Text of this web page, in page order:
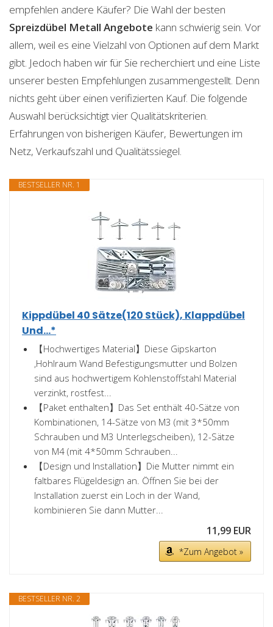
empfehlen andere Käufer? Die Wahl der besten
Spreizdübel Metall Angebote kann schwierig sein. Vor
allem, weil es eine Vielzahl von Optionen auf dem Markt
gibt. Jedoch haben wir für Sie recherchiert und eine Liste
unserer besten Empfehlungen zusammengestellt. Denn
nichts geht über einen verifizierten Kauf. Die folgende
Auswahl berücksichtigt vier Qualitätskriterien.
Erfahrungen von bisherigen Käufer, Bewertungen im
Netz, Verkaufszahl und Qualitätssiegel.
BESTSELLER NR. 1
Kippdübel 40 Sätze(120 Stück), Klappdübel
Und...*
【Hochwertiges Material】Diese Gipskarton
,Hohlraum Wand Befestigungsmutter und Bolzen
sind aus hochwertigem Kohlenstoffstahl Material
verzinkt, rostfest...
【Paket enthalten】Das Set enthält 40-Sätze von
Kombinationen, 14-Sätze von M3 (mit 3*50mm
Schrauben und M3 Unterlegscheiben), 12-Sätze
von M4 (mit 4*50mm Schrauben...
【Design und Installation】Die Mutter nimmt ein
faltbares Flügeldesign an. Öffnen Sie bei der
Installation zuerst ein Loch in der Wand,
kombinieren Sie dann Mutter...
11,99 EUR
*Zum Angebot »
BESTSELLER NR. 2